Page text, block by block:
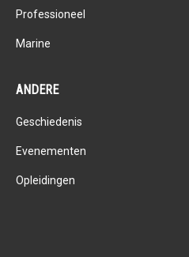
Professioneel
Marine
ANDERE
Geschiedenis
Evenementen
Opleidingen